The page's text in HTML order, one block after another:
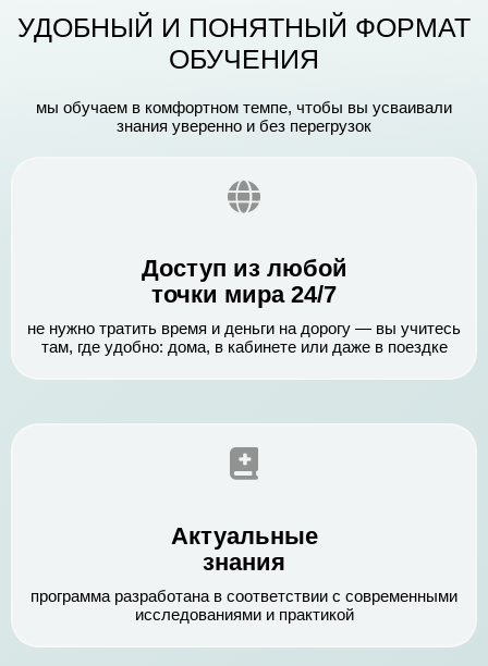
УДОБНЫЙ И ПОНЯТНЫЙ ФОРМАТ
ОБУЧЕНИЯ
мы обучаем в комфортном темпе, чтобы вы усваивали
знания уверенно и без перегрузок
Доступ из любой
точки мира 24/7
не нужно тратить время и деньги на дорогу — вы учитесь
там, где удобно: дома, в кабинете или даже в поездке
Актуальные
знания
программа разработана в соответствии с современными
исследованиями и практикой